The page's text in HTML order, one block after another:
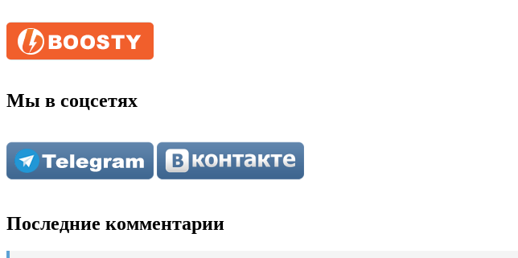
Мы в соцсетях
Последние комментарии